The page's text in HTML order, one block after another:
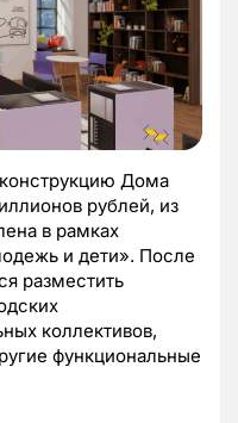
Дома
рублей, из
в рамках
и дети». После
разместить
коллективов,
функциональные